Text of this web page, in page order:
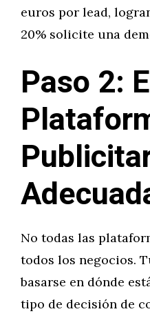
euros por lead,
20% solicite una
Paso 2:
No todas las
todos los negocios.
basarse en dónde
tipo de decisión de